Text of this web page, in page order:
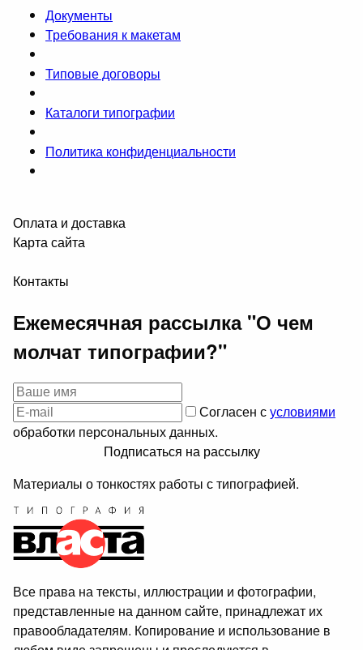
Документы
Требования к макетам
Типовые договоры
Каталоги типографии
Политика конфиденциальности
Оплата и доставка
Карта сайта
Контакты
Ежемесячная рассылка "О чем
молчат типографии?"
Согласен сусловиями
обработки персональных данных.
Подписаться на рассылку
Материалы о тонкостях работы с типографией.
Все права на тексты, иллюстрации и фотографии,
представленные на данном сайте, принадлежат их
правообладателям. Копирование и использование в